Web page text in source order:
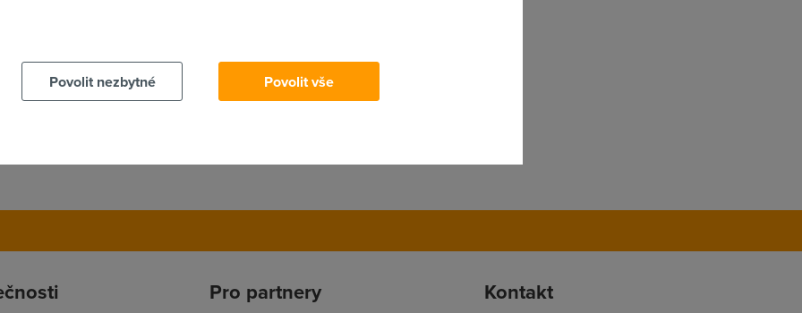
Pro partnery Kontakt
Povolit nezbytné
Povolit vše